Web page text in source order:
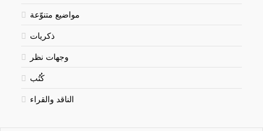
مواضيع متنوّعة
ذكريات
وجهات نظر
كُتُب
الناقد والقراء